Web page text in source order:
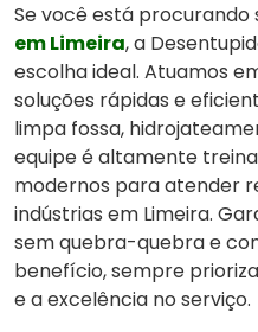
Se você está procurando
em Limeira, a
escolha ideal. Atuamos
soluções rápidas e
limpa fossa,
equipe é altamente
modernos para atender
indústrias em Limeira.
sem quebra-quebra e
benefício, sempre
e a excelência no serviço.